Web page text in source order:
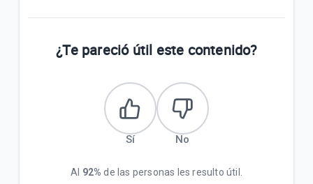
¿Te pareció útil este contenido?
Sí No
Al 92% de las personas les resulto útil.